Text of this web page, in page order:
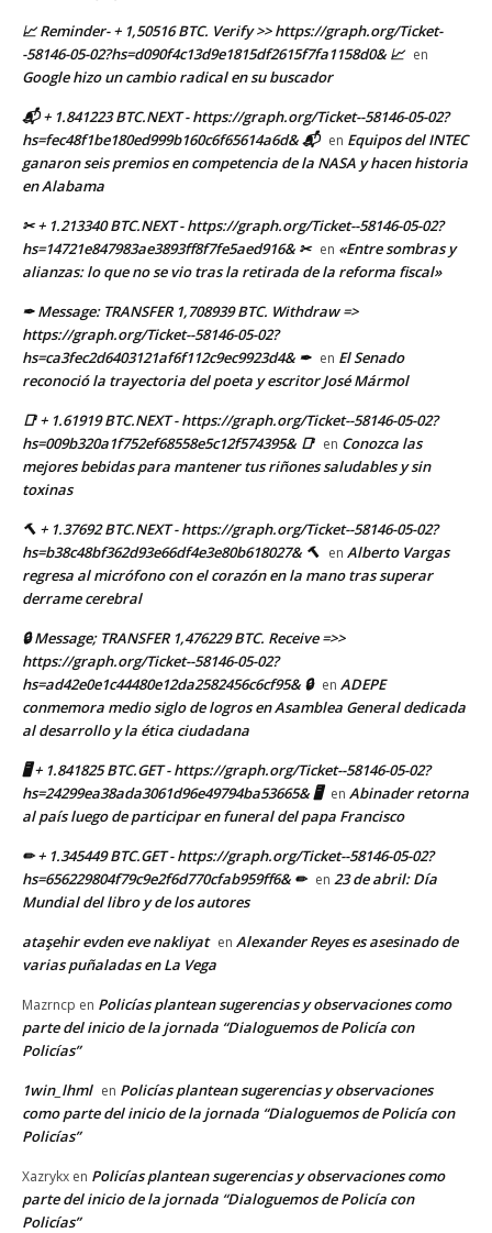
📈 Reminder- + 1,50516 BTC. Verify >> https://graph.org/Ticket-
-58146-05-02?hs=d090f4c13d9e1815df2615f7fa1158d0& 📈 en
Google hizo un cambio radical en su buscador
📬 + 1.841223 BTC.NEXT - https://graph.org/Ticket--58146-05-02?
hs=fec48f1be180ed999b160c6f65614a6d& 📬 en Equipos del INTEC
ganaron seis premios en competencia de la NASA y hacen historia
en Alabama
✂ + 1.213340 BTC.NEXT - https://graph.org/Ticket--58146-05-02?
hs=14721e847983ae3893ff8f7fe5aed916& ✂ en «Entre sombras y
alianzas: lo que no se vio tras la retirada de la reforma fiscal»
✒ Message: TRANSFER 1,708939 BTC. Withdraw =>
https://graph.org/Ticket--58146-05-02?
hs=ca3fec2d6403121af6f112c9ec9923d4& ✒ en El Senado
reconoció la trayectoria del poeta y escritor José Mármol
📑 + 1.61919 BTC.NEXT - https://graph.org/Ticket--58146-05-02?
hs=009b320a1f752ef68558e5c12f574395& 📑 en Conozca las
mejores bebidas para mantener tus riñones saludables y sin
toxinas
🔨 + 1.37692 BTC.NEXT - https://graph.org/Ticket--58146-05-02?
hs=b38c48bf362d93e66df4e3e80b618027& 🔨 en Alberto Vargas
regresa al micrófono con el corazón en la mano tras superar
derrame cerebral
🔒 Message; TRANSFER 1,476229 BTC. Receive =>>
https://graph.org/Ticket--58146-05-02?
hs=ad42e0e1c44480e12da2582456c6cf95& 🔒 en ADEPE
conmemora medio siglo de logros en Asamblea General dedicada
al desarrollo y la ética ciudadana
🖥 + 1.841825 BTC.GET - https://graph.org/Ticket--58146-05-02?
hs=24299ea38ada3061d96e49794ba53665& 🖥 en Abinader retorna
al país luego de participar en funeral del papa Francisco
✏ + 1.345449 BTC.GET - https://graph.org/Ticket--58146-05-02?
hs=656229804f79c9e2f6d770cfab959ff6& ✏ en 23 de abril: Día
Mundial del libro y de los autores
ataşehir evden eve nakliyat en Alexander Reyes es asesinado de
varias puñaladas en La Vega
Mazrncp en Policías plantean sugerencias y observaciones como
parte del inicio de la jornada “Dialoguemos de Policía con
Policías”
1win_lhml en Policías plantean sugerencias y observaciones
como parte del inicio de la jornada “Dialoguemos de Policía con
Policías”
Xazrykx en Policías plantean sugerencias y observaciones como
parte del inicio de la jornada “Dialoguemos de Policía con
Policías”